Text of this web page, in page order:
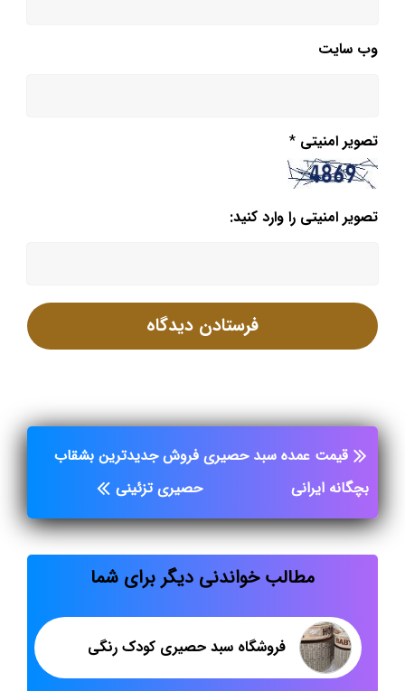
وب‌ سایت
تصویر امنیتی *
تصویر امنیتی را وارد کنید:
قیمت عمده سبد حصیری
بچگانه ایرانی
فروش جدیدترین بشقاب
حصیری تزئینی
مطالب خواندنی دیگر برای شما
فروشگاه سبد حصیری کودک رنگی